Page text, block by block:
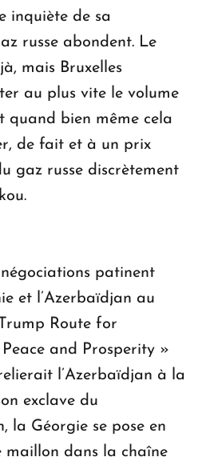
inquiète de sa
russe abondent. Le
mais Bruxelles
au plus vite le volume
quand bien même cela
de fait et à un prix
gaz russe discrètement
patinent
et l’Azerbaïdjan au
Route for
and Prosperity »
l’Azerbaïdjan à la
exclave du
la Géorgie se pose en
maillon dans la chaîne